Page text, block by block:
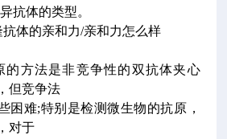
抗体的类型。
抗体的亲和力/亲和力怎么样
的方法是非竞争性的双抗体夹心
但竞争法
困难;特别是检测微生物的抗原，
对于